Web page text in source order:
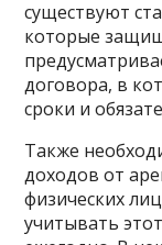
существуют
которые
договора, в
сроки и
Также
доходов от
физических
учитывать